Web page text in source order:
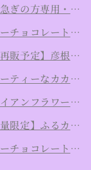
ブの量り売り10g
（大・中・小）
やりアイスケ
スペシャルなロ
チョコレートギ
たギフト】ロー
や太陽のカラフ
急ぎの方専用・
ーチョコレートの
再販予定】彦根リ
ティーなカカオ
アンフラワー
量限定】ふるカ
ーチョコレートの